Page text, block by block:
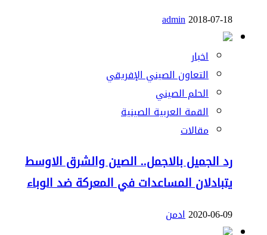
2018-07-18
admin
اخبار
التعاون الصيني الإفريقي
الحلم الصيني
القمة العربية الصينية
مقالات
رد الجميل بالاجمل.. الصين والشرق الاوسط
يتبادلان المساعدات في المعركة ضد الوباء
2020-06-09ادمن